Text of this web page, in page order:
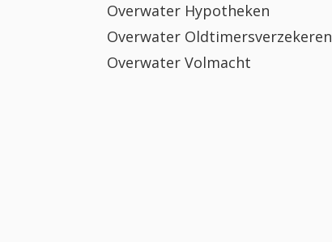
Overwater Hypotheken
Overwater Oldtimersverzekeren
Overwater Volmacht